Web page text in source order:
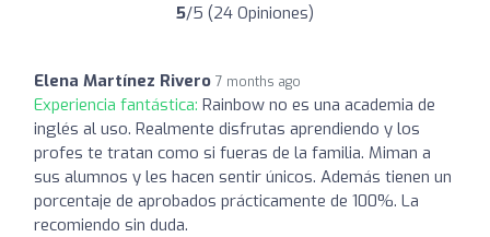
5/5 (24 Opiniones)
Elena Martínez Rivero 7 months ago
Experiencia fantástica: Rainbow no es una academia de
inglés al uso. Realmente disfrutas aprendiendo y los
profes te tratan como si fueras de la familia. Miman a
sus alumnos y les hacen sentir únicos. Además tienen un
porcentaje de aprobados prácticamente de 100%. La
recomiendo sin duda.